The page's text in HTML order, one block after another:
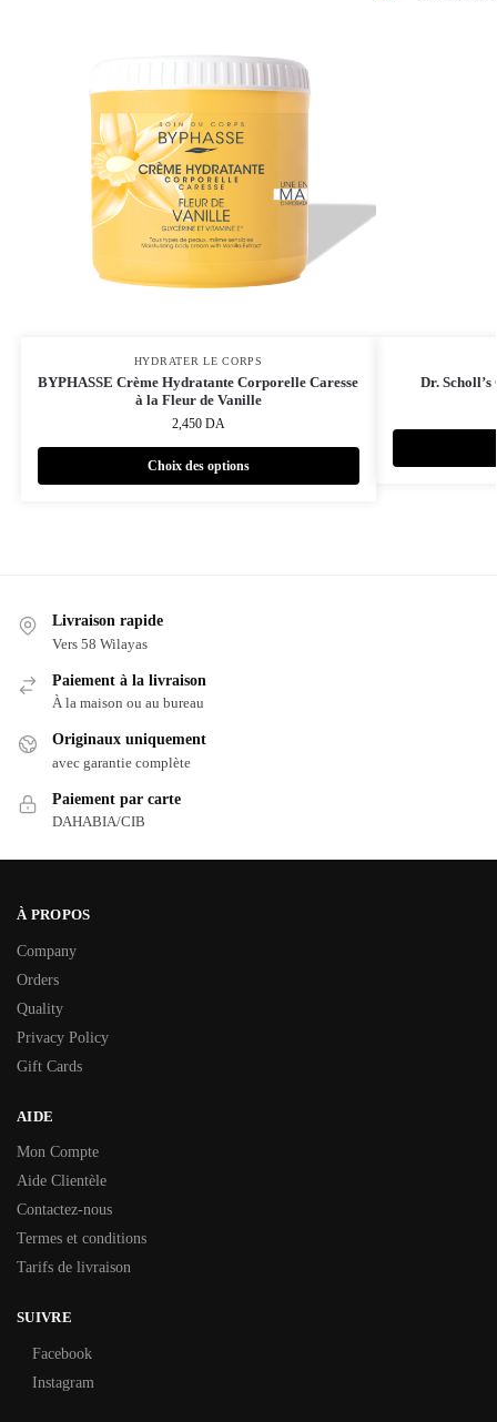
HYDRATER LE CORPS
BYPHASSE Crème Hydratante Corporelle Caresse
à la Fleur de Vanille
2,450 DA
Choix des options
Dr.
Livraison rapide
Vers 58 Wilayas
Paiement à la livraison
À la maison ou au bureau
Originaux uniquement
avec garantie complète
Paiement par carte
DAHABIA/CIB
À PROPOS
Company
Orders
Quality
Privacy Policy
Gift Cards
AIDE
Mon Compte
Aide Clientèle
Contactez-nous
Termes et conditions
Tarifs de livraison
SUIVRE
Facebook
Instagram